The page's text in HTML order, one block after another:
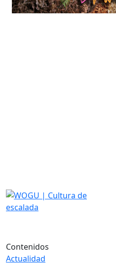
Contenidos
Actualidad